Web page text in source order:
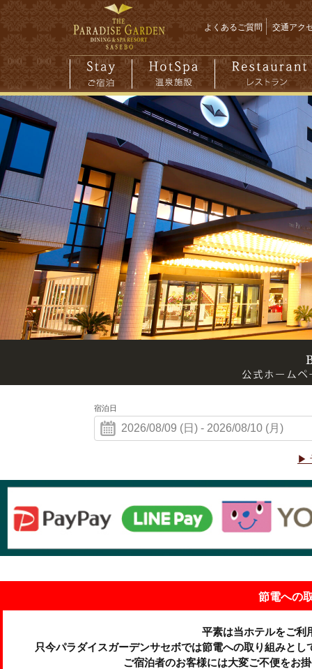
よくあるご質問 交通アク
宿泊日
▶
節電への
平素は当ホテルをご利
只今パラダイスガーデンサセボでは節電への取り組みと
ご宿泊者のお客様には大変ご不便をお